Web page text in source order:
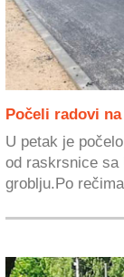
Počeli radovi
U petak je
od raskrsnice sa
groblju.Po